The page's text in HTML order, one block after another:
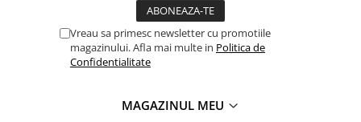
Vreau sa primesc newsletter cu promotiile
magazinului. Afla mai multe in Politica de
Confidentialitate
MAGAZINUL MEU